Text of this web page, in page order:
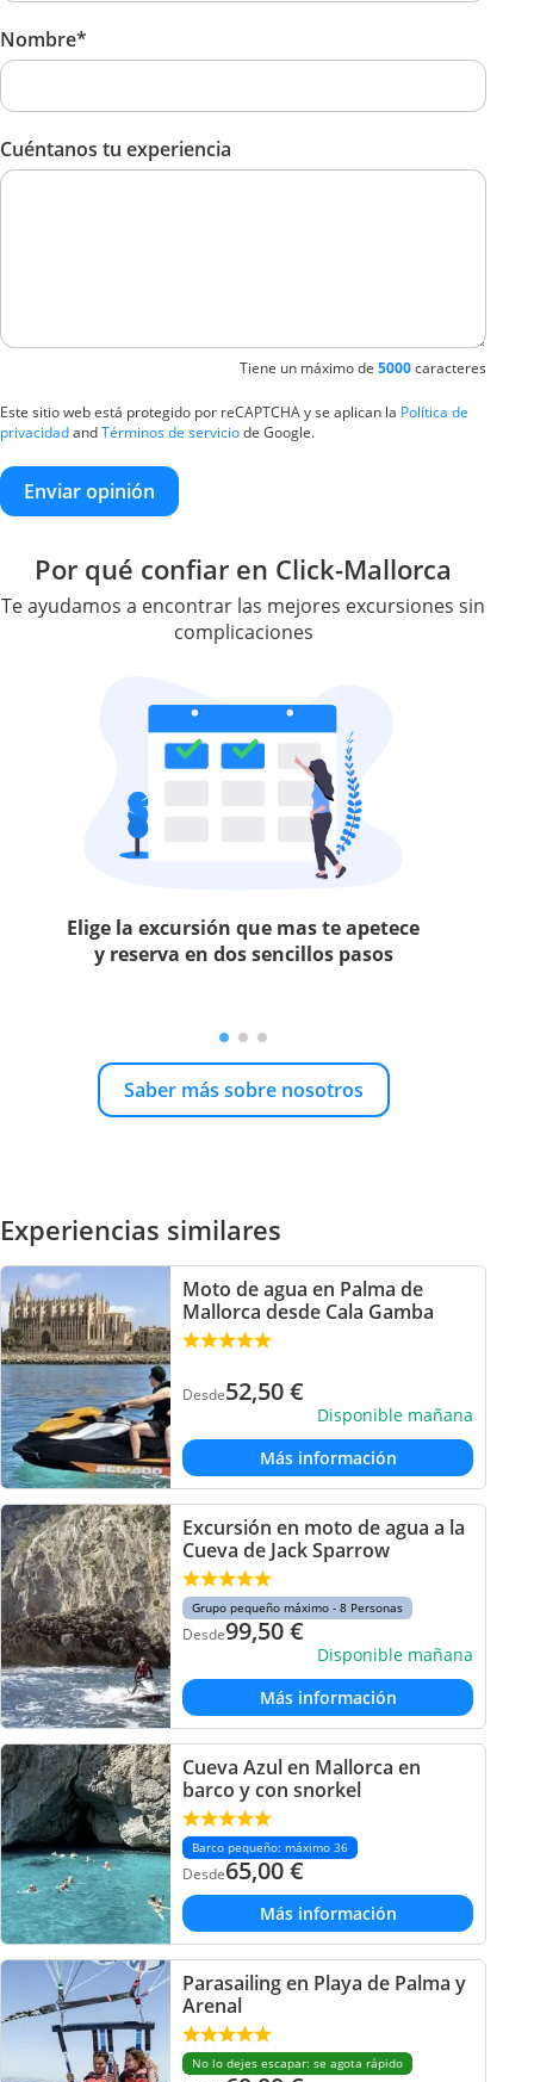
Nombre*
Cuéntanos tu experiencia
Tiene un máximo de 5000caracteres
Este sitio web está protegido por reCAPTCHA y se aplican la Política de
privacidadandTérminos de serviciode Google.
Enviar opinión
Por qué confiar en Click-Mallorca
Te ayudamos a encontrar las mejores excursiones sin
complicaciones
Elige la excursión que mas te apetece
y reserva en dos sencillos pasos
Saber más sobre nosotros
Experiencias similares
Moto de agua en Palma de
Mallorca desde Cala Gamba
Desde52,50€
Disponible mañana
Más información
Excursión en moto de agua a la
Cueva de Jack Sparrow
Grupo pequeño máximo - 8 Personas
Desde99,50€
Disponible mañana
Más información
Cueva Azul en Mallorca en
barco y con snorkel
Barco pequeño: máximo 36
Desde65,00€
Más información
Parasailing en Playa de Palma y
Arenal
No lo dejes escapar: se agota rápido